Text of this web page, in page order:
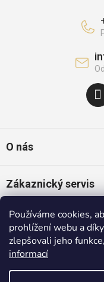
Používáme cookies,
prohlížení webu a
zlepšovali jeho
informací
O nás
Zákaznický servis
Oblíbené kategorie
Populární značky